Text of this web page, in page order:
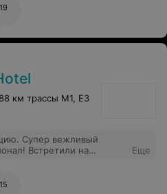
19
км трассы M1, E3
Супер вежливый
Еще
15